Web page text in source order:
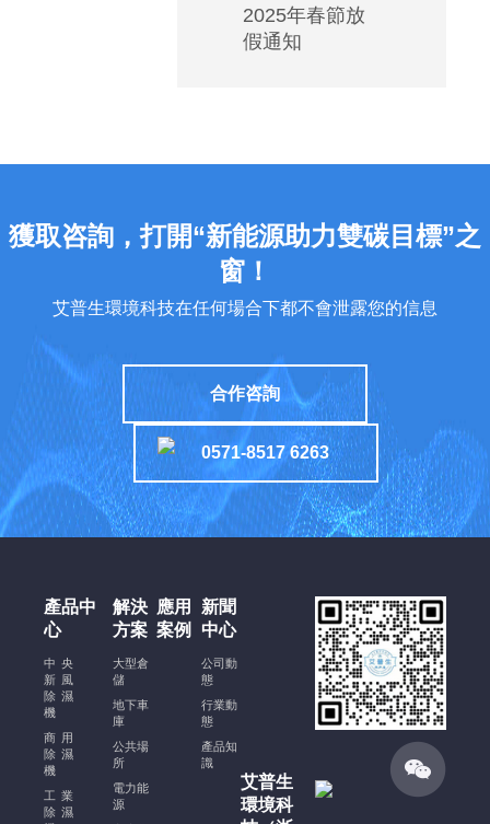
何
裝
能
現
能
效
運
行
酒
窖
濕
范、
2025年春節放
假通知
獲取咨詢，打開“新能源助力雙碳目標”之
窗！
艾普生環境科技在任何場合下都不會泄露您的信息
合作咨詢
0571-8517 6263
產品中
心
中央
新風
除濕
機
商用
除濕
機
工業
除濕
解決
方案
大型倉
儲
地下車
庫
公共場
所
電力能
源
應用
案例
新聞
中心
公司動
態
行業動
態
產品知
識
艾普生
環境科